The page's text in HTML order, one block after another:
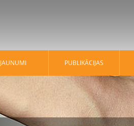
JAUNUMI PUBLIKĀCIJAS